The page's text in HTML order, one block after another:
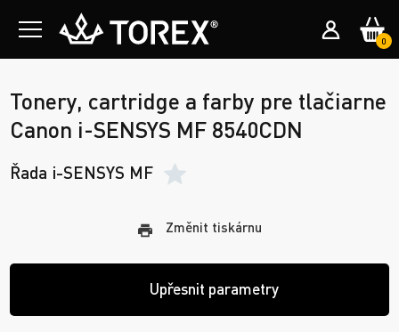
0
Tonery, cartridge a farby pre tlačiarne
Canon i-SENSYS MF 8540CDN
Řada i-SENSYS MF
Změnit tiskárnu
Upřesnit parametry